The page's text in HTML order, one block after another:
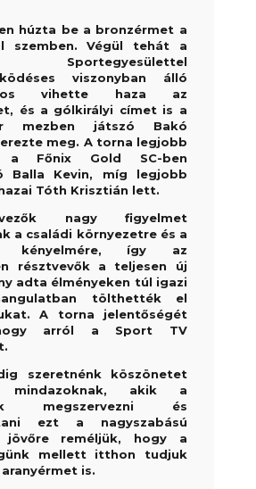
húzta be a bronzérmet a
szemben. Végül tehát a
Sportegyesülettel
viszonyban álló
vihette haza az
és a gólkirályi címet is a
mezben játszó Bakó
meg. A torna legjobb
a Főnix Gold SC-ben
Balla Kevin, míg legjobb
Tóth Krisztián lett.
nagy figyelmet
a családi környezetre és a
kényelmére, így az
résztvevők a teljesen új
adta élményeken túl igazi
tölthették el
A torna jelentőségét
arról a Sport TV
szeretnénk köszönetet
mindazoknak, akik a
megszervezni és
ezt a nagyszabású
jövőre reméljük, hogy a
mellett itthon tudjuk
is.